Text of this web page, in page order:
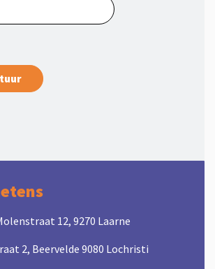
12, 9270 Laarne
2, Beervelde 9080 Lochristi